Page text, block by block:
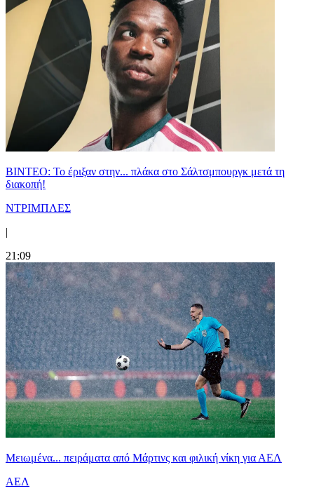
ΒΙΝΤΕΟ: Το έριξαν στην... πλάκα στο Σάλτσμπουργκ μετά τη
διακοπή!
ΝΤΡΙΜΠΛΕΣ
|
21:09
Μειωμένα... πειράματα από Μάρτινς και φιλική νίκη για ΑΕΛ
ΑΕΛ